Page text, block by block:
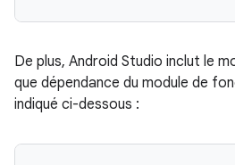
De plus, Android Studio inclut le
que dépendance du module de
indiqué ci-dessous :